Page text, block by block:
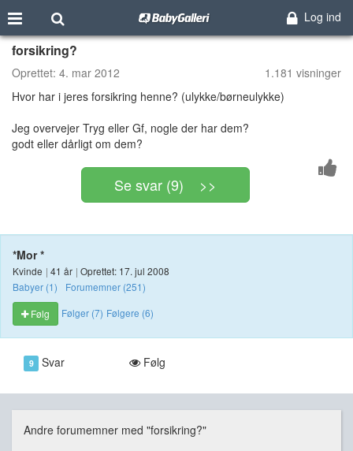
Log ind
forsikring?
Oprettet: 4. mar 2012
1.181 visninger
Hvor har i jeres forsikring henne? (ulykke/børneulykke)
Jeg overvejer Tryg eller Gf, nogle der har dem?
godt eller dårligt om dem?
Se svar (9) >>
*Mor *
Kvinde | 41 år | Oprettet: 17. jul 2008
Babyer (1)
Forumemner (251)
Følg
Følger (7) Følgere (6)
9 Svar Følg
Andre forumemner med "forsikring?"